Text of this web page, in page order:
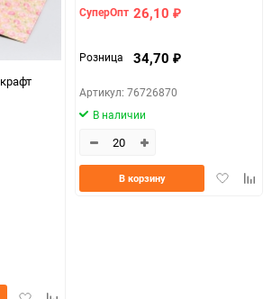
СуперОпт 26,10 ₽
Розница 34,70 ₽
Артикул: 76726870
В наличии
Добавить
В корзину